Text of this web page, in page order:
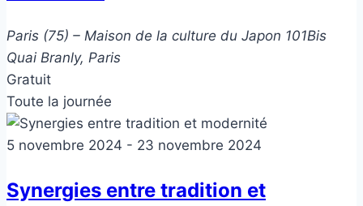
Paris (75) – Maison de la culture du Japon 101Bis
Quai Branly, Paris
Gratuit
Toute la journée
5 novembre 2024 - 23 novembre 2024
Synergies entre tradition et